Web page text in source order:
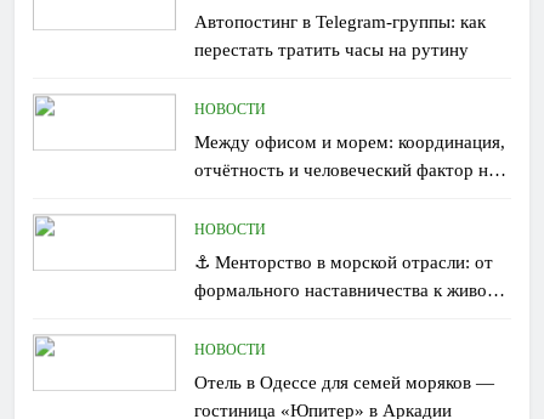
Автопостинг в Telegram-группы: как
перестать тратить часы на рутину
НОВОСТИ
Между офисом и морем: координация,
отчётность и человеческий фактор на
НОВОСТИ
⚓ Менторство в морской отрасли: от
формального наставничества к живому
НОВОСТИ
Отель в Одессе для семей моряков —
гостиница «Юпитер» в Аркадии